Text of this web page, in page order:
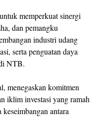
memperkuat sinergi
dan pemangku
industri udang
serta penguatan daya
NTB.
menegaskan komitmen
iklim investasi yang ramah
antara